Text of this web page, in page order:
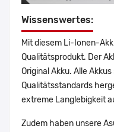
Wissenswertes:
Mit diesem Li-Ionen-
Qualitätsprodukt. Der
Original Akku. Alle
Qualitätsstandards
extreme Langlebigkeit
Zudem haben unsere